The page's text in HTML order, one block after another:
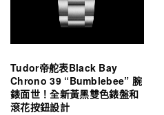
Tudor帝舵表Black Bay
Chrono 39 “Bumblebee” 腕
錶面世！全新黃黑雙色錶盤和
滾花按鈕設計